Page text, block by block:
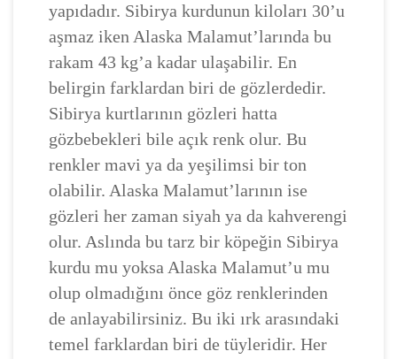
yapıdadır. Sibirya kurdunun kiloları 30’u
aşmaz iken Alaska Malamut’larında bu
rakam 43 kg’a kadar ulaşabilir. En
belirgin farklardan biri de gözlerdedir.
Sibirya kurtlarının gözleri hatta
gözbebekleri bile açık renk olur. Bu
renkler mavi ya da yeşilimsi bir ton
olabilir. Alaska Malamut’larının ise
gözleri her zaman siyah ya da kahverengi
olur. Aslında bu tarz bir köpeğin Sibirya
kurdu mu yoksa Alaska Malamut’u mu
olup olmadığını önce göz renklerinden
de anlayabilirsiniz. Bu iki ırk arasındaki
temel farklardan biri de tüyleridir. Her